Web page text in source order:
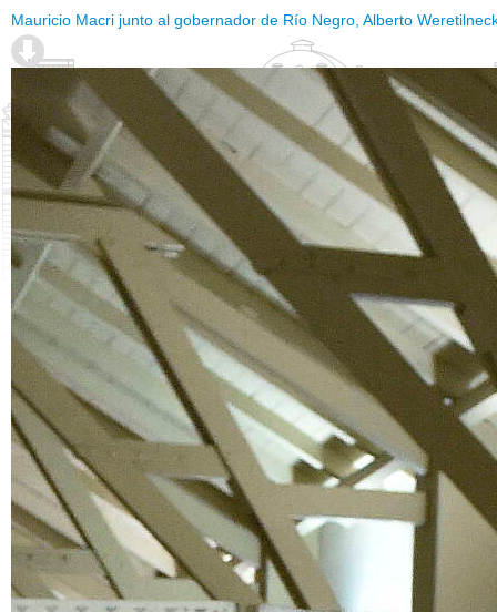
Mauricio Macri junto al gobernador de Río Negro, Alberto